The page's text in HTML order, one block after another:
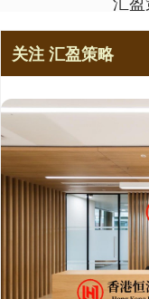
关注 汇盈策略